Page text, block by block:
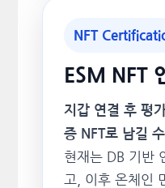
NFT
ESM NFT
지갑 연결 후 평
증 NFT로 남길
현재는 DB 기반
고, 이후 온체인